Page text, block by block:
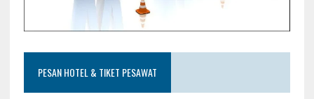
PESAN HOTEL & TIKET PESAWAT